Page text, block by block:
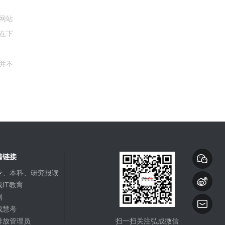
站
下
不
链接
、本科、研究报读
IT教育
慧考
放管理员
扫一扫关注弘成微信